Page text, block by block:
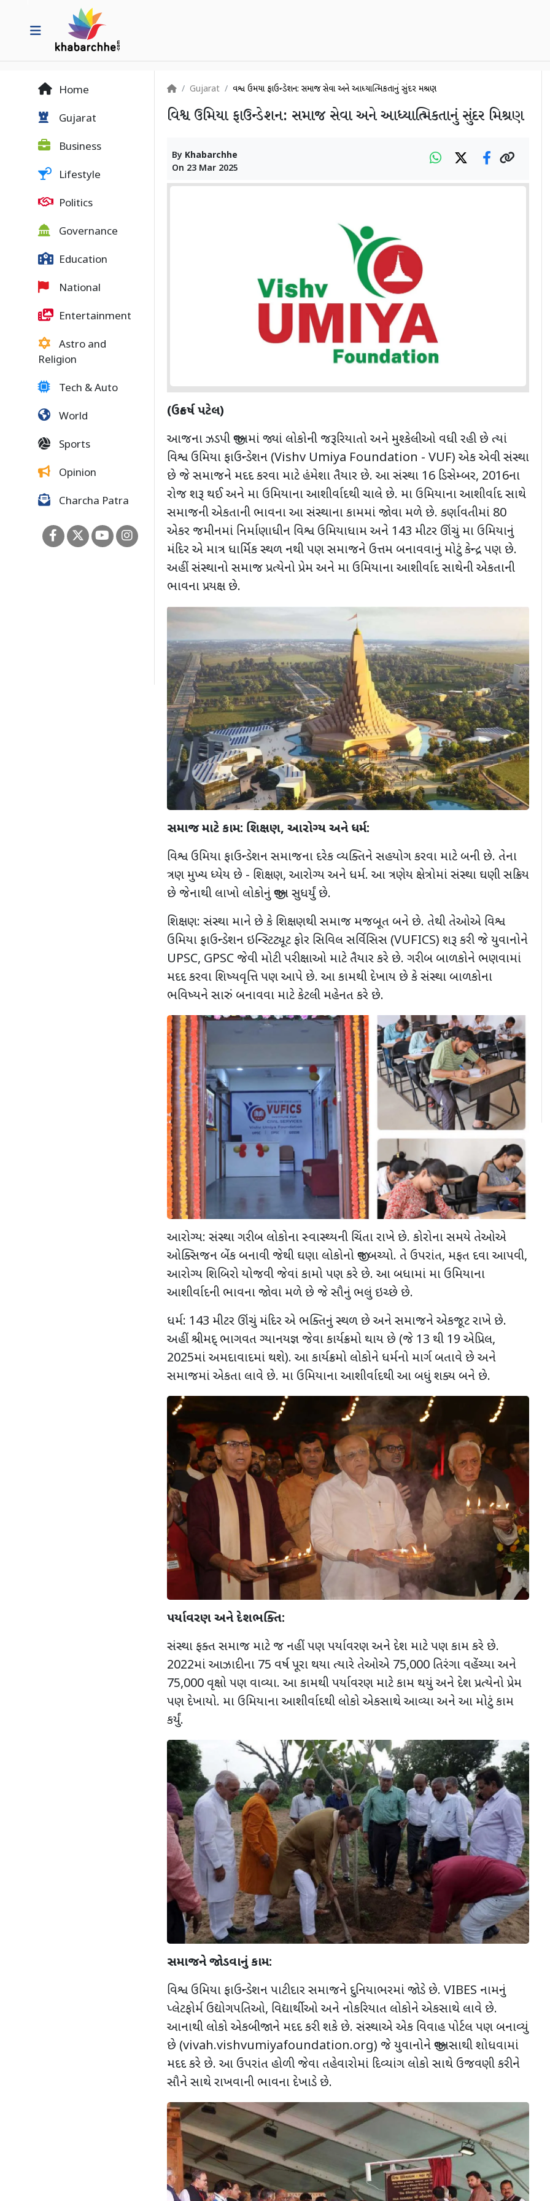
Home
Gujarat
Business
Lifestyle
Politics
Governance
Education
National
Entertainment
Astro and
Religion
Tech & Auto
World
Sports
Opinion
Charcha Patra
Gujarat વિશ્વ ઉમિયા ફાઉન્ડેશન: સમાજ સેવા અને આધ્યાત્મિકતાનું સુંદર મિશ્રણ
વિશ્વ ઉમિયા ફાઉન્ડેશન: સમાજ સેવા અને આધ્યાત્મિકતાનું સુંદર મિશ્રણ
By Khabarchhe
On 23 Mar 2025
(ઉત્કર્ષ પટેલ)
આજના ઝડપી જીવનમાં જ્યાં લોકોની જરૂરિયાતો અને મુશ્કેલીઓ વધી રહી છે ત્યાં
વિશ્વ ઉમિયા ફાઉન્ડેશન (Vishv Umiya Foundation - VUF) એક એવી સંસ્થા
છે જે સમાજને મદદ કરવા માટે હંમેશા તૈયાર છે. આ સંસ્થા 16 ડિસેમ્બર, 2016ના
રોજ શરૂ થઈ અને મા ઉમિયાના આશીર્વાદથી ચાલે છે. મા ઉમિયાના આશીર્વાદ સાથે
સમાજની એકતાની ભાવના આ સંસ્થાના કામમાં જોવા મળે છે. કર્ણાવતીમાં 80
એકર જમીનમાં નિર્માણાધીન વિશ્વ ઉમિયાધામ અને 143 મીટર ઊંચું મા ઉમિયાનું
મંદિર એ માત્ર ધાર્મિક સ્થળ નથી પણ સમાજને ઉત્તમ બનાવવાનું મોટું કેન્દ્ર પણ છે.
અહીં સંસ્થાનો સમાજ પ્રત્યેનો પ્રેમ અને મા ઉમિયાના આશીર્વાદ સાથેની એકતાની
ભાવના પ્રયક્ષ છે.
સમાજ માટે કામ: શિક્ષણ, આરોગ્ય અને ધર્મ:
વિશ્વ ઉમિયા ફાઉન્ડેશન સમાજના દરેક વ્યક્તિને સહયોગ કરવા માટે બની છે. તેના
ત્રણ મુખ્ય ધ્યેય છે - શિક્ષણ, આરોગ્ય અને ધર્મ. આ ત્રણેય ક્ષેત્રોમાં સંસ્થા ઘણી સક્રિય
છે જેનાથી લાખો લોકોનું જીવન સુધર્યું છે.
શિક્ષણ: સંસ્થા માને છે કે શિક્ષણથી સમાજ મજબૂત બને છે. તેથી તેઓએ વિશ્વ
ઉમિયા ફાઉન્ડેશન ઇન્સ્ટિટ્યૂટ ફોર સિવિલ સર્વિસિસ (VUFICS) શરૂ કરી જે યુવાનોને
UPSC, GPSC જેવી મોટી પરીક્ષાઓ માટે તૈયાર કરે છે. ગરીબ બાળકોને ભણવામાં
મદદ કરવા શિષ્યવૃત્તિ પણ આપે છે. આ કામથી દેખાય છે કે સંસ્થા બાળકોના
ભવિષ્યને સારું બનાવવા માટે કેટલી મહેનત કરે છે.
આરોગ્ય: સંસ્થા ગરીબ લોકોના સ્વાસ્થ્યની ચિંતા રાખે છે. કોરોના સમયે તેઓએ
ઓક્સિજન બેંક બનાવી જેથી ઘણા લોકોનો જીવ બચ્યો. તે ઉપરાંત, મફત દવા આપવી,
આરોગ્ય શિબિરો યોજવી જેવાં કામો પણ કરે છે. આ બધામાં મા ઉમિયાના
આશીર્વાદની ભાવના જોવા મળે છે જે સૌનું ભલું ઇચ્છે છે.
ધર્મ: 143 મીટર ઊંચું મંદિર એ ભક્તિનું સ્થળ છે અને સમાજને એકજૂટ રાખે છે.
અહીં શ્રીમદ્ ભાગવત ગ્યાનયજ્ઞ જેવા કાર્યક્રમો થાય છે (જે 13 થી 19 એપ્રિલ,
2025માં અમદાવાદમાં થશે). આ કાર્યક્રમો લોકોને ધર્મનો માર્ગ બતાવે છે અને
સમાજમાં એકતા લાવે છે. મા ઉમિયાના આશીર્વાદથી આ બધું શક્ય બને છે.
પર્યાવરણ અને દેશભક્તિ:
સંસ્થા ફક્ત સમાજ માટે જ નહીં પણ પર્યાવરણ અને દેશ માટે પણ કામ કરે છે.
2022માં આઝાદીના 75 વર્ષ પૂરા થયા ત્યારે તેઓએ 75,000 તિરંગા વહેંચ્યા અને
75,000 વૃક્ષો પણ વાવ્યા. આ કામથી પર્યાવરણ માટે કામ થયું અને દેશ પ્રત્યેનો પ્રેમ
પણ દેખાયો. મા ઉમિયાના આશીર્વાદથી લોકો એકસાથે આવ્યા અને આ મોટું કામ
કર્યું.
સમાજને જોડવાનું કામ:
વિશ્વ ઉમિયા ફાઉન્ડેશન પાટીદાર સમાજને દુનિયાભરમાં જોડે છે. VIBES નામનું
પ્લેટફોર્મ ઉદ્યોગપતિઓ, વિદ્યાર્થીઓ અને નોકરિયાત લોકોને એકસાથે લાવે છે.
આનાથી લોકો એકબીજાને મદદ કરી શકે છે. સંસ્થાએ એક વિવાહ પોર્ટલ પણ બનાવ્યું
છે (vivah.vishvumiyafoundation.org) જે યુવાનોને જીવનસાથી શોધવામાં
મદદ કરે છે. આ ઉપરાંત હોળી જેવા તહેવારોમાં દિવ્યાંગ લોકો સાથે ઉજવણી કરીને
સૌને સાથે રાખવાની ભાવના દેખાડે છે.